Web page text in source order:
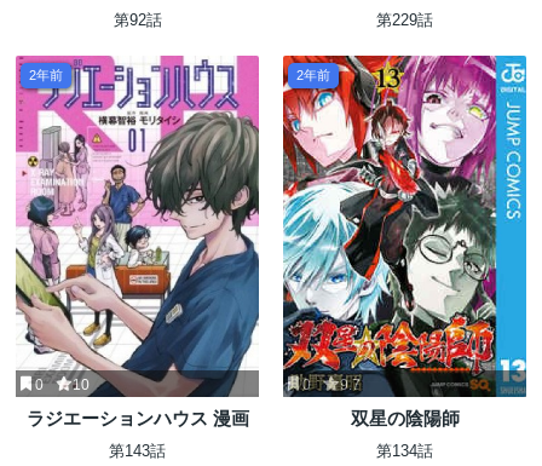
第92話
ルト
第229話
2年前
0 10
ラジエーションハウス 漫画
第143話
2年前
0 9.7
双星の陰陽師
第134話